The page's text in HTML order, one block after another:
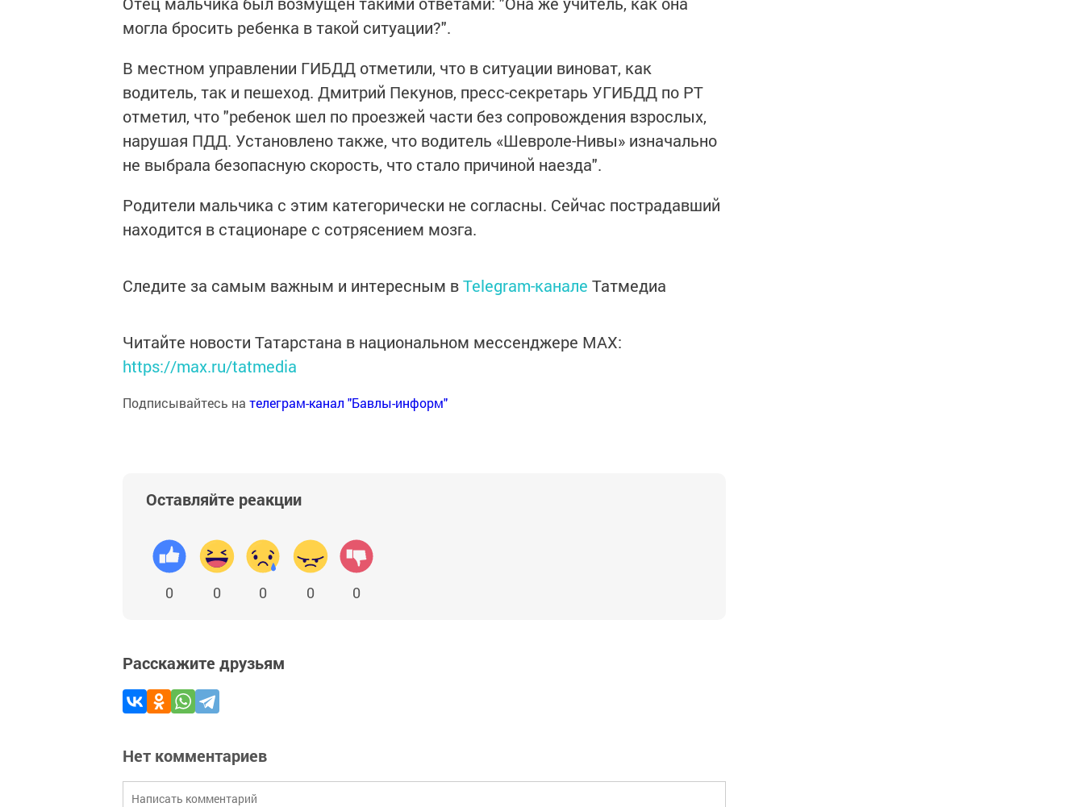
могла бросить ребенка в такой ситуации?".
В местном управлении ГИБДД отметили, что в ситуации виноват, как
водитель, так и пешеход. Дмитрий Пекунов, пресс-секретарь УГИБДД по РТ
отметил, что "ребенок шел по проезжей части без сопровождения взрослых,
нарушая ПДД. Установлено также, что водитель «Шевроле-Нивы» изначально
не выбрала безопасную скорость, что стало причиной наезда".
Родители мальчика с этим категорически не согласны. Сейчас пострадавший
находится в стационаре с сотрясением мозга.
Следите за самым важным и интересным вTelegram-канале Татмедиа
Читайте новости Татарстана в национальном мессенджере MАХ:
https://max.ru/tatmedia
Подписывайтесь на телеграм-канал "Бавлы-информ"
Оставляйте реакции
0 0 0 0 0
Расскажите друзьям
Нет комментариев